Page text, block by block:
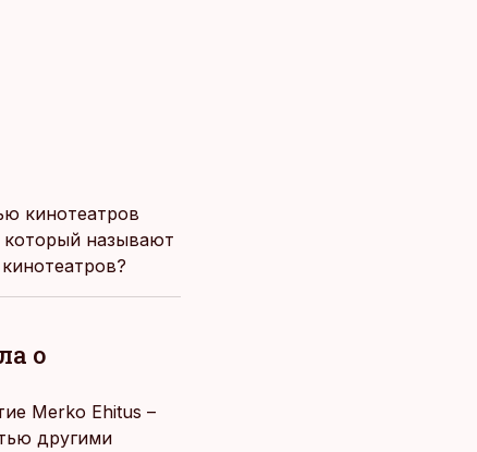
кинотеатров
который называют
о
Merko Ehitus –
другими